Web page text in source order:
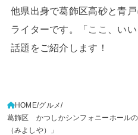
他県出身で葛飾区高砂と青
ライターです。「ここ、い
話題をご紹介します！
HOME グルメ
葛飾区 かつしかシンフォニーホール
（みよしや）」